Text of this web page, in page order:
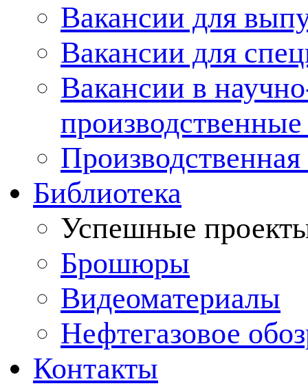
Вакансии для
Вакансии для
Вакансии в
Производственная
Библиотека
Успешные
Брошюры
Видеоматериалы
Нефтегазовое
Контакты